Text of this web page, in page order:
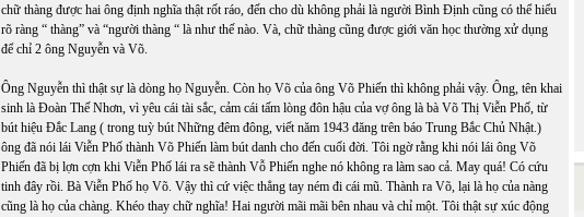
chữ thàng được hai ông định nghĩa thật rốt ráo, đến cho dù không phải là người Bình Định cũng có thể hiểu
rõ ràng “ thàng” và “người thàng “ là như thế nào. Và, chữ thàng cũng được giới văn học thường xử dụng
để chỉ 2 ông Nguyễn và Võ.
Ông Nguyễn thì thật sự là dòng họ Nguyễn. Còn họ Võ của ông Võ Phiến thì không phải vậy. Ông, tên khai
sinh là Đoàn Thế Nhơn, vì yêu cái tài sắc, cảm cái tấm lòng đôn hậu của vợ ông là bà Võ Thị Viễn Phố, từ
bút hiệu Đắc Lang ( trong tuỳ bút Những đêm đông, viết năm 1943 đăng trên báo Trung Bắc Chủ Nhật.)
ông đã nói lái Viễn Phố thành Võ Phiến làm bút danh cho đến cuối đời. Tôi ngờ rằng khi nói lái ông Võ
Phiến đã bị lợn cợn khi Viễn Phố lái ra sẽ thành Vỗ Phiến nghe nó không ra làm sao cả. May quá! Có cứu
tinh đây rồi. Bà Viễn Phố họ Võ. Vậy thì cứ việc thẳng tay ném đi cái mũ. Thành ra Võ, lại là họ của nàng
cũng là họ của chàng. Khéo thay chữ nghĩa! Hai người mãi mãi bên nhau và chỉ một. Tôi thật sự xúc động